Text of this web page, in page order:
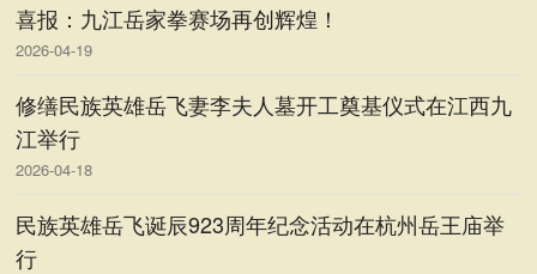
喜报：九江岳家拳赛场再创辉煌！
2026-04-19
修缮民族英雄岳飞妻李夫人墓开工奠基仪式在江西九
江举行
2026-04-18
民族英雄岳飞诞辰923周年纪念活动在杭州岳王庙举
行